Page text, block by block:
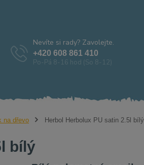
Nevíte si rady? Zavolejte.
+420 608 861 410
Po-Pá 8-16 hod (So 8-12)
na dřevo Herbol Herbolux PU satin 2.5l bílý
bílý